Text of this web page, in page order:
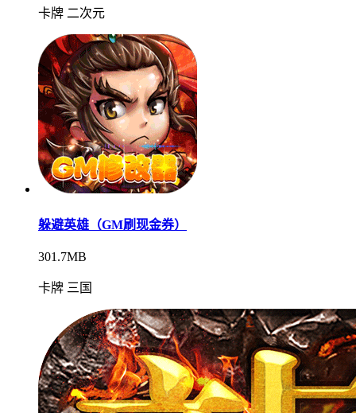
卡牌 二次元
躲避英雄（GM刷现金券）
301.7MB
卡牌 三国